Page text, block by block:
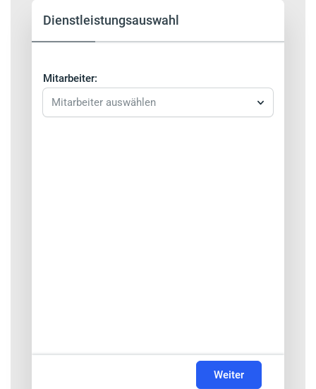
Dienstleistungsauswahl
Mitarbeiter:
Mitarbeiter auswählen
Weiter